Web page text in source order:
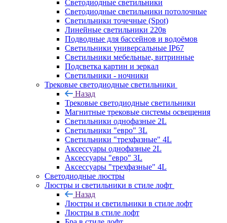
Светодиодные светильники
Светодиодные светильники потолочные
Светильники точечные (Spot)
Линейные светильники 220в
Подводные для бассейнов и водоёмов
Светильники универсальные IP67
Светильники мебельные, витринные
Подсветка картин и зеркал
Светильники - ночники
Трековые светодиодные светильники
Назад
Трековые светодиодные светильники
Магнитные трековые системы освещения
Светильники однофазные 2L
Светильники "евро" 3L
Светильники "трехфазные" 4L
Аксессуары однофазные 2L
Аксессуары "евро" 3L
Аксессуары "трехфазные" 4L
Светодиодные люстры
Люстры и светильники в стиле лофт
Назад
Люстры и светильники в стиле лофт
Люстры в стиле лофт